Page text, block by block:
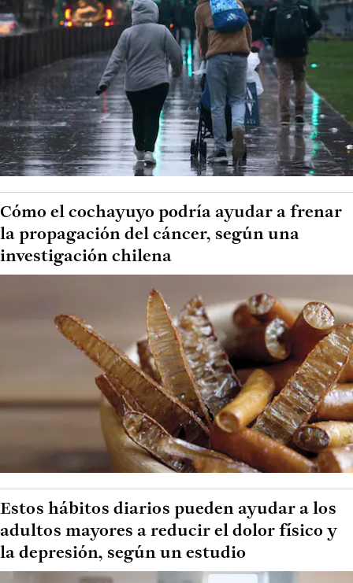
Cómo el cochayuyo podría ayudar a frenar
la propagación del cáncer, según una
investigación chilena
Estos hábitos diarios pueden ayudar a los
adultos mayores a reducir el dolor físico y
la depresión, según un estudio